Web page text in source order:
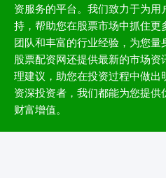
资服务的平台。我们致力于为
持，帮助您在股票市场中抓住
团队和丰富的行业经验，为您
股票配资网还提供最新的市场
理建议，助您在投资过程中做
资深投资者，我们都能为您提
财富增值。